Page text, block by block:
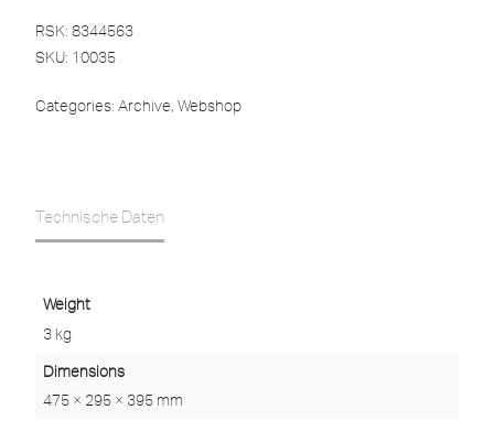
RSK: 8344563
SKU: 10035
Categories: Archive, Webshop
Technische Daten
Weight
3 kg
Dimensions
475 × 295 × 395 mm